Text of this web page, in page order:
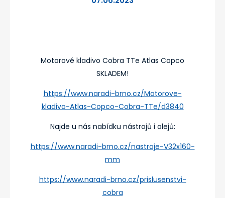
Motorové kladivo Cobra TTe Atlas Copco
SKLADEM!
https://www.naradi-brno.cz/Motorove-
kladivo-Atlas-Copco-Cobra-TTe/d3840
Najde u nás nabídku nástrojů i olejů:
https://www.naradi-brno.cz/nastroje-V32x160-
mm
https://www.naradi-brno.cz/prislusenstvi-
cobra